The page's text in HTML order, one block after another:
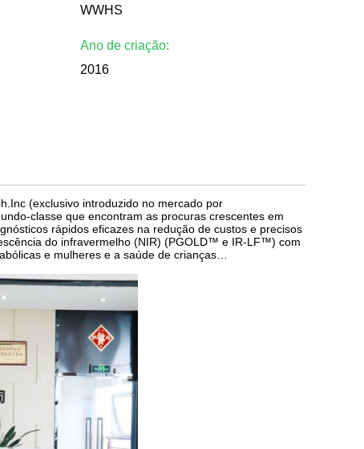
WWHS
Ano de criação:
2016
(exclusivo introduzido no mercado por
classe que encontram as procuras crescentes em
rápidos eficazes na redução de custos e precisos
do infravermelho (NIR) (PGOLD™ e IR-LF™) com
e mulheres e a saúde de crianças…